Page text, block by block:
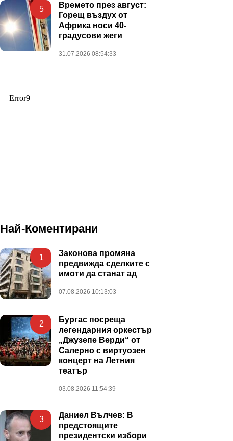
5
Времето през август:
Горещ въздух от
Африка носи 40-
градусови жеги
31.07.2026 08:54:33
Най-Коментирани
1
Законова промяна
предвижда сделките с
имоти да станат ад
07.08.2026 10:13:03
2
Бургас посреща
легендарния оркестър
„Джузепе Верди“ от
Салерно с виртуозен
концерт на Летния
театър
03.08.2026 11:54:39
3
Даниел Вълчев: В
предстоящите
президентски избори